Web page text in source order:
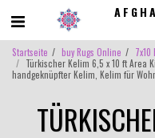
Startseite buy Rugs Online
7x10
Türkischer Kelim 6,5 x 10 ft Area
handgeknüpfter Kelim, Kelim für